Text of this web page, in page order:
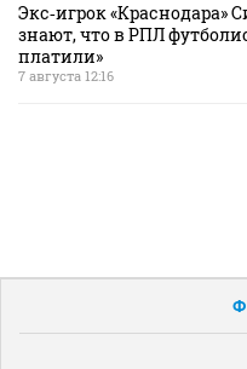
Экс‑игрок «Краснодара»
знают, что в РПЛ
платили»
7 августа 12:16